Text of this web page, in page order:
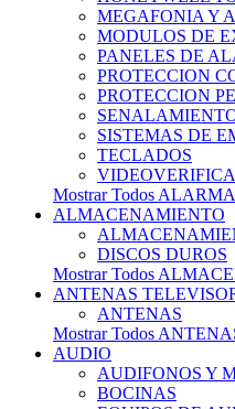
MEGAFONIA Y
MODULOS DE
PANELES DE
PROTECCION
PROTECCION
SISTEMAS DE
TECLADOS
Mostrar Todos
ALMACENAMIENTO
DISCOS DUROS
Mostrar Todos
ANTENAS
ANTENAS
Mostrar Todos
AUDIO
AUDIFONOS Y
BOCINAS